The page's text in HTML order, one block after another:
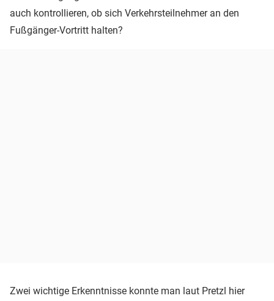
auch kontrollieren, ob sich Verkehrsteilnehmer an den
Fußgänger-Vortritt halten?
Zwei wichtige Erkenntnisse konnte man laut Pretzl hier